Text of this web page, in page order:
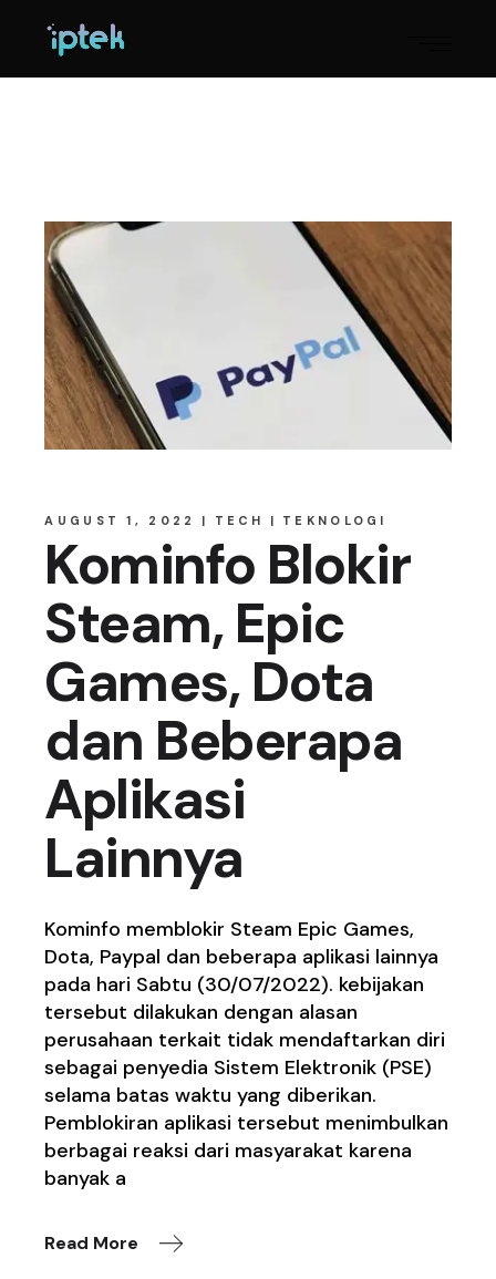
AUGUST 1, 2022 TECH TEKNOLOGI
Kominfo Blokir
Steam, Epic
Games, Dota
dan Beberapa
Aplikasi
Lainnya
Kominfo memblokir Steam Epic Games,
Dota, Paypal dan beberapa aplikasi lainnya
pada hari Sabtu (30/07/2022). kebijakan
tersebut dilakukan dengan alasan
perusahaan terkait tidak mendaftarkan diri
sebagai penyedia Sistem Elektronik (PSE)
selama batas waktu yang diberikan.
Pemblokiran aplikasi tersebut menimbulkan
berbagai reaksi dari masyarakat karena
banyak a
Read More